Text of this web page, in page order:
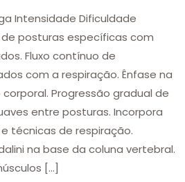
Intensidade Dificuldade
posturas específicas com
Fluxo contínuo de
com a respiração. Ênfase na
Progressão gradual de
entre posturas. Incorpora
técnicas de respiração.
na base da coluna vertebral.
[…]